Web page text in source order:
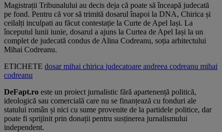
Magistrații Tribunalului au decis deja că poate să înceapă judecată
pe fond. Pentru că vor să trimită dosarul înapoi la DNA, Chirica și
ceilalți inculpati au făcut contestație la Curte de Apel Iași. La
începutul lunii iunie, dosarul a ajuns la Curtea de Apel Iași la un
complet de judecată condus de Alina Codreanu, soția arhitectului
Mihai Codreanu.
ETICHETE dosarmihai chirica judecatoare andreea codreanu mihai
codreanu
DeFapt.ro este un proiect jurnalistic fără apartenență politică,
ideologică sau comercială care nu se finanțează cu fonduri ale
statului român și nici cu sume provenite de la partidele politice, dar
poate fi sprijinit prin donații pentru susținerea jurnalismului
independent.